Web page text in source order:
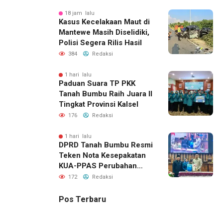
18 jam lalu
Kasus Kecelakaan Maut di
Mantewe Masih Diselidiki,
Polisi Segera Rilis Hasil
384 Redaksi
1 hari lalu
Paduan Suara TP PKK
Tanah Bumbu Raih Juara II
Tingkat Provinsi Kalsel
176 Redaksi
1 hari lalu
DPRD Tanah Bumbu Resmi
Teken Nota Kesepakatan
KUA-PPAS Perubahan
APBD 2026
172 Redaksi
Pos Terbaru